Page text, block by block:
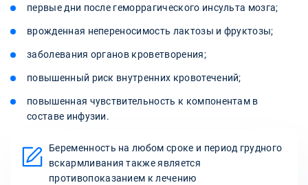
первые дни после геморрагического инсульта мозга;
врожденная непереносимость лактозы и фруктозы;
заболевания органов кроветворения;
повышенный риск внутренних кровотечений;
повышенная чувствительность к компонентам в
составе инфузии.
Беременность на любом сроке и период грудного
вскармливания также является
противопоказанием к лечению